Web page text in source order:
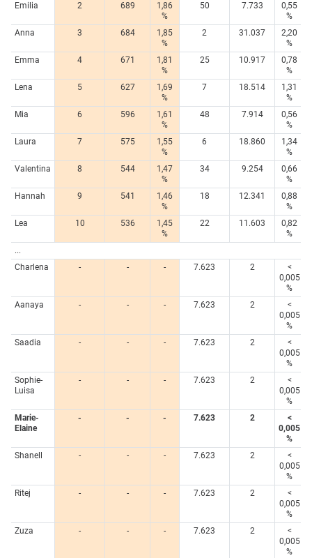
Emilia
2 689
1,86
%
50 7.733
0,55
%
Anna
3 684
1,85
%
2 31.037
2,20
%
Emma
4 671
1,81
%
25 10.917
0,78
%
Lena
5 627
1,69
%
7 18.514
1,31
%
Mia
6 596
1,61
%
48 7.914
0,56
%
Laura
7 575
1,55
%
6 18.860
1,34
%
Valentina
8 544
1,47
%
34 9.254
0,66
%
Hannah
9 541
1,46
%
18 12.341
0,88
%
Lea
10 536
1,45
%
22 11.603
0,82
%
...
Charlena
- - - 7.623 2
<
0,005
%
Aanaya
- - - 7.623 2
<
0,005
%
Saadia
- - - 7.623 2
<
0,005
%
Sophie-
Luisa
- - - 7.623 2
<
0,005
%
Marie-
Elaine
- - - 7.623 2
<
0,005
%
Shanell
- - - 7.623 2
<
0,005
%
Ritej
- - - 7.623 2
<
0,005
%
Zuza
- - - 7.623 2
<
0,005
%